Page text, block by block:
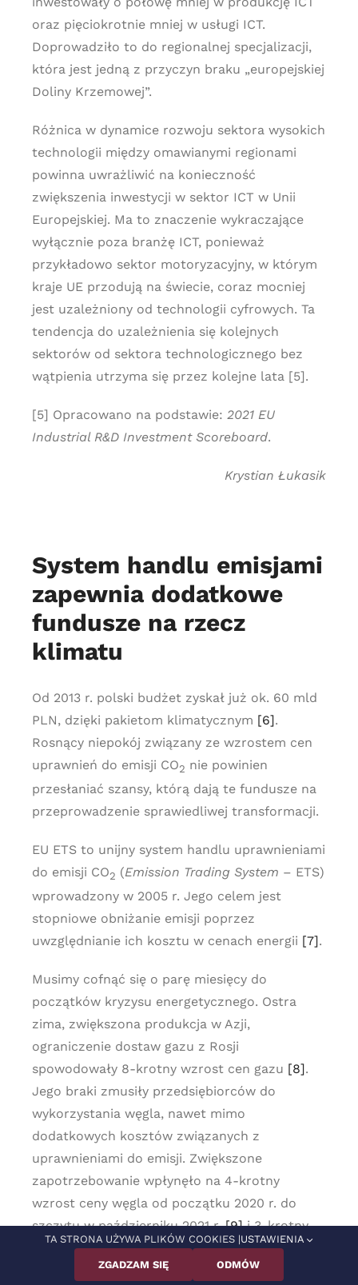
oraz pięciokrotnie mniej w usługi ICT.
Doprowadziło to do regionalnej specjalizacji,
która jest jedną z przyczyn braku „europejskiej
Doliny Krzemowej”.
Różnica w dynamice rozwoju sektora wysokich
technologii między omawianymi regionami
powinna uwrażliwić na konieczność
zwiększenia inwestycji w sektor ICT w Unii
Europejskiej. Ma to znaczenie wykraczające
wyłącznie poza branżę ICT, ponieważ
przykładowo sektor motoryzacyjny, w którym
kraje UE przodują na świecie, coraz mocniej
jest uzależniony od technologii cyfrowych. Ta
tendencja do uzależnienia się kolejnych
sektorów od sektora technologicznego bez
wątpienia utrzyma się przez kolejne lata [5].
[5] Opracowano na podstawie: 2021 EU
Industrial R&D Investment Scoreboard.
Krystian Łukasik
System handlu emisjami
zapewnia dodatkowe
fundusze na rzecz
klimatu
Od 2013 r. polski budżet zyskał już ok. 60 mld
PLN, dzięki pakietom klimatycznym [6].
Rosnący niepokój związany ze wzrostem cen
uprawnień do emisji CO2 nie powinien
przesłaniać szansy, którą dają te fundusze na
przeprowadzenie sprawiedliwej transformacji.
EU ETS to unijny system handlu uprawnieniami
do emisji CO2 (Emission Trading System – ETS)
wprowadzony w 2005 r. Jego celem jest
stopniowe obniżanie emisji poprzez
uwzględnianie ich kosztu w cenach energii [7].
Musimy cofnąć się o parę miesięcy do
początków kryzysu energetycznego. Ostra
zima, zwiększona produkcja w Azji,
ograniczenie dostaw gazu z Rosji
spowodowały 8-krotny wzrost cen gazu [8].
Jego braki zmusiły przedsiębiorców do
wykorzystania węgla, nawet mimo
dodatkowych kosztów związanych z
uprawnieniami do emisji. Zwiększone
zapotrzebowanie wpłynęło na 4-krotny
wzrost ceny węgla od początku 2020 r. do
szczytu w październiku 2021 r.[9]i 3-krotny
wzrost ceny uprawnień do emisji CO2od
początku 2020 r. do 2022 r.
[10].
TA STRONA UŻYWA PLIKÓW COOKIES |USTAWIENIA
ZGADZAM SIĘ ODMÓW